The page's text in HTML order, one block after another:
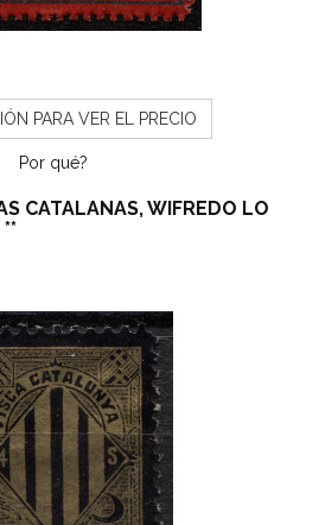
PARA VER EL PRECIO
Por qué?
CATALANAS, WIFREDO LO